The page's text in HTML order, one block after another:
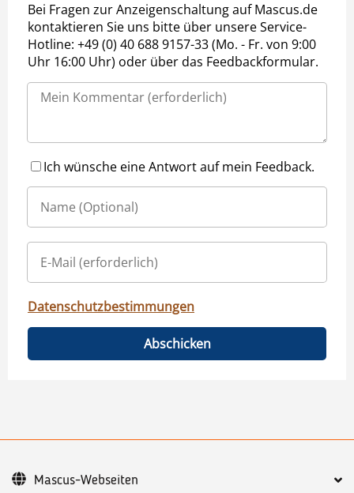
Bei Fragen zur Anzeigenschaltung auf Mascus.de
kontaktieren Sie uns bitte über unsere Service-
Hotline: +49 (0) 40 688 9157-33 (Mo. - Fr. von 9:00
Uhr 16:00 Uhr) oder über das Feedbackformular.
Ich wünsche eine Antwort auf mein Feedback.
Datenschutzbestimmungen
Abschicken
Mascus-Webseiten